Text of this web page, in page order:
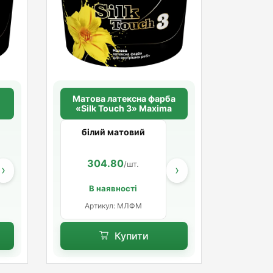
1 923.60/шт. 1 572.60
›
Матова латексна фарба
«Silk Touch 3» Maxima
білий матовий
304.80/шт.
В наявності
Артикул: МЛФМ
›
Купити